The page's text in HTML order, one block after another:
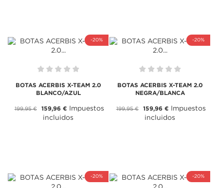
-20%
BOTAS ACERBIS X-TEAM 2.0
BLANCO/AZUL
199,95 € 159,96 € Impuestos
incluidos
-20%
BOTAS ACERBIS X-TEAM 2.0
NEGRA/BLANCA
199,95 € 159,96 € Impuestos
incluidos
-20% -20%